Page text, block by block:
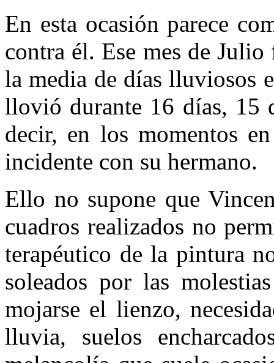
En esta ocasión parece
contra él. Ese mes de
la media de días lluviosos
llovió durante 16 días, 15
decir, en los momentos
incidente con su hermano.
Ello no supone que
cuadros realizados no
terapéutico de la pintura
soleados por las
mojarse el lienzo,
lluvia, suelos